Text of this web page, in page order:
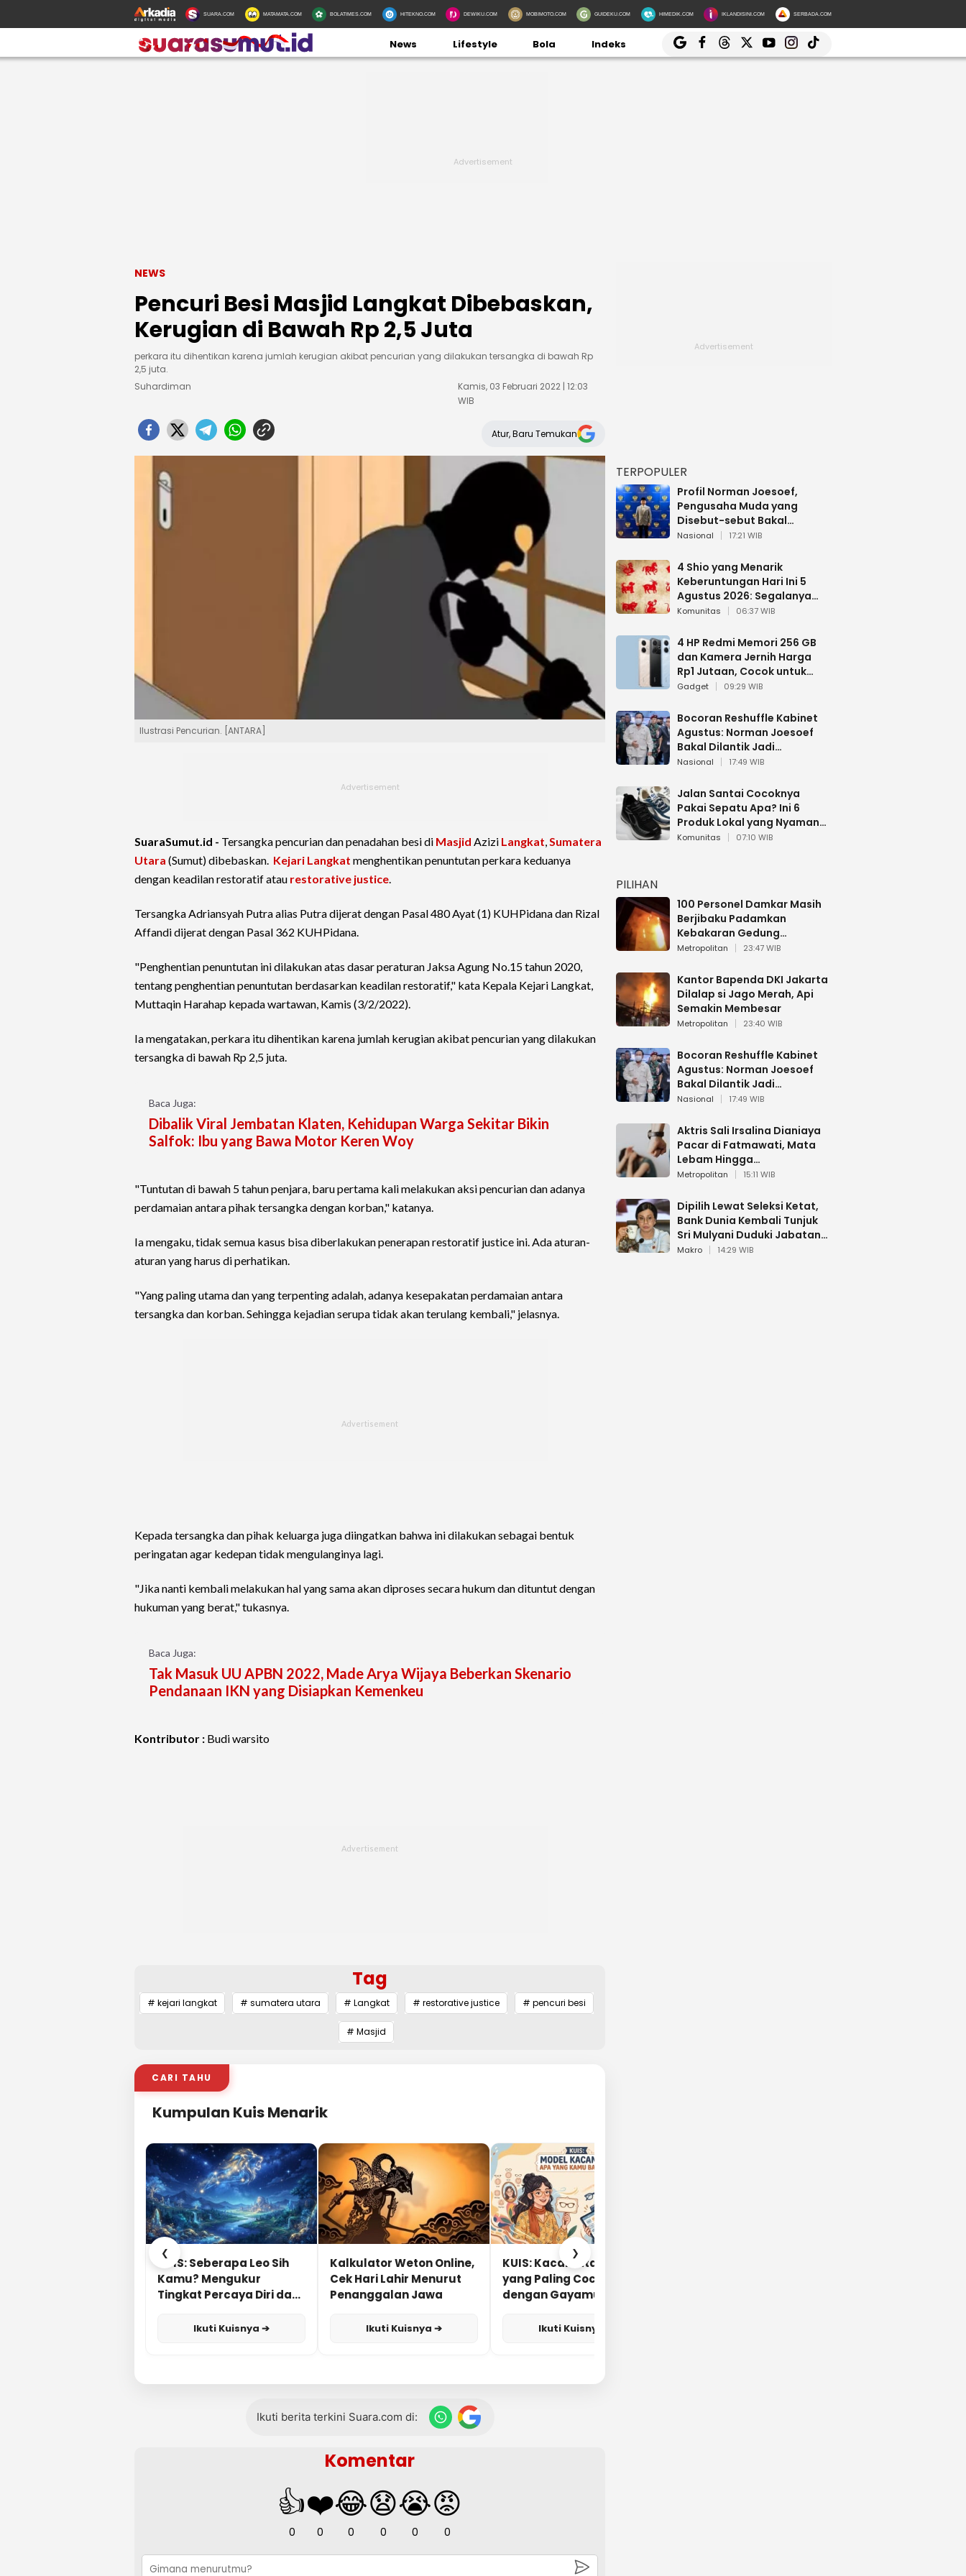
SUARA.COM MATAMATA.COM BOLATIMES.COM HITEKNO.COM DEWIKU.COM MOBIMOTO.COM GUIDEKU.COM HIMEDIK.COM IKLANDISINI.COM SERBADA.COM
News Lifestyle Bola Indeks
NEWS
Pencuri Besi Masjid Langkat Dibebaskan,
Kerugian di Bawah Rp 2,5 Juta
perkara itu dihentikan karena jumlah kerugian akibat pencurian yang dilakukan tersangka di bawah Rp
2,5 juta.
Suhardiman
Kamis, 03 Februari 2022 | 12:03
WIB
Atur, Baru Temukan
Ilustrasi Pencurian. [ANTARA]
SuaraSumut.id - Tersangka pencurian dan penadahan besi di Masjid Azizi Langkat,Sumatera
Utara (Sumut) dibebaskan. Kejari Langkat menghentikan penuntutan perkara keduanya
dengan keadilan restoratif atau restorative justice.
Tersangka Adriansyah Putra alias Putra dijerat dengan Pasal 480 Ayat (1) KUHPidana dan Rizal
Affandi dijerat dengan Pasal 362 KUHPidana.
"Penghentian penuntutan ini dilakukan atas dasar peraturan Jaksa Agung No.15 tahun 2020,
tentang penghentian penuntutan berdasarkan keadilan restoratif," kata Kepala Kejari Langkat,
Muttaqin Harahap kepada wartawan, Kamis (3/2/2022).
Ia mengatakan, perkara itu dihentikan karena jumlah kerugian akibat pencurian yang dilakukan
tersangka di bawah Rp 2,5 juta.
Baca Juga:
Dibalik Viral Jembatan Klaten, Kehidupan Warga Sekitar Bikin
Salfok: Ibu yang Bawa Motor Keren Woy
"Tuntutan di bawah 5 tahun penjara, baru pertama kali melakukan aksi pencurian dan adanya
perdamaian antara pihak tersangka dengan korban," katanya.
Ia mengaku, tidak semua kasus bisa diberlakukan penerapan restoratif justice ini. Ada aturan-
aturan yang harus di perhatikan.
"Yang paling utama dan yang terpenting adalah, adanya kesepakatan perdamaian antara
tersangka dan korban. Sehingga kejadian serupa tidak akan terulang kembali," jelasnya.
Kepada tersangka dan pihak keluarga juga diingatkan bahwa ini dilakukan sebagai bentuk
peringatan agar kedepan tidak mengulanginya lagi.
"Jika nanti kembali melakukan hal yang sama akan diproses secara hukum dan dituntut dengan
hukuman yang berat," tukasnya.
Baca Juga:
Tak Masuk UU APBN 2022, Made Arya Wijaya Beberkan Skenario
Pendanaan IKN yang Disiapkan Kemenkeu
Kontributor : Budi warsito
Tag
# kejari langkat # sumatera utara # Langkat # restorative justice # pencuri besi
# Masjid
CARI TAHU
Kumpulan Kuis Menarik
❮
KUIS: Seberapa Leo Sih
Kamu? Mengukur
Tingkat Percaya Diri dan
Ikuti Kuisnya ➔
Kalkulator Weton Online,
Cek Hari Lahir Menurut
Penanggalan Jawa
Ikuti Kuisnya ➔
KUIS: Kacamata Apa
yang Paling Cocok
dengan Gayamu?
Ikuti Kuisnya ➔
❯
Ikuti berita terkini Suara.com di:
Komentar
👍
0
❤️
0
😂
0
😧
0
😭
0
😡
0
TERPOPULER
Profil Norman Joesoef,
Pengusaha Muda yang
Disebut-sebut Bakal
Dilantik Jadi Wamenhan RI
Nasional 17:21 WIB
4 Shio yang Menarik
Keberuntungan Hari Ini 5
Agustus 2026: Segalanya
Berjalan Lancar
Komunitas 06:37 WIB
4 HP Redmi Memori 256 GB
dan Kamera Jernih Harga
Rp1 Jutaan, Cocok untuk
Multitasking
Gadget 09:29 WIB
Bocoran Reshuffle Kabinet
Agustus: Norman Joesoef
Bakal Dilantik Jadi
Wamenhan RI
Nasional 17:49 WIB
Jalan Santai Cocoknya
Pakai Sepatu Apa? Ini 6
Produk Lokal yang Nyaman
Buat 17 Agustusan
Komunitas 07:10 WIB
PILIHAN
100 Personel Damkar Masih
Berjibaku Padamkan
Kebakaran Gedung
Bapenda DKI
Metropolitan 23:47 WIB
Kantor Bapenda DKI Jakarta
Dilalap si Jago Merah, Api
Semakin Membesar
Metropolitan 23:40 WIB
Bocoran Reshuffle Kabinet
Agustus: Norman Joesoef
Bakal Dilantik Jadi
Wamenhan RI
Nasional 17:49 WIB
Aktris Sali Irsalina Dianiaya
Pacar di Fatmawati, Mata
Lebam Hingga
Diselamatkan Polantas
Metropolitan 15:11 WIB
Dipilih Lewat Seleksi Ketat,
Bank Dunia Kembali Tunjuk
Sri Mulyani Duduki Jabatan
Strategis
Makro 14:29 WIB